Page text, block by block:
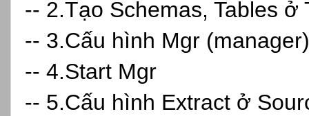
-- 2.Tạo Schemas, Tables ở
-- 3.Cấu hình Mgr
-- 4.Start Mgr
-- 5.Cấu hình Extract ở